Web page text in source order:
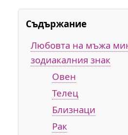
Съдържание
Любовта на мъжа
зодиакалния знак
Овен
Телец
Близнаци
Рак